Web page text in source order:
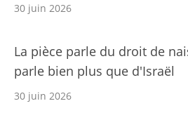
30 juin 2026
La pièce parle du droit de
parle bien plus que d'Israël
30 juin 2026